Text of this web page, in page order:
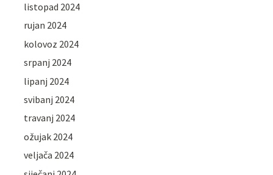
listopad 2024
rujan 2024
kolovoz 2024
srpanj 2024
lipanj 2024
svibanj 2024
travanj 2024
ožujak 2024
veljača 2024